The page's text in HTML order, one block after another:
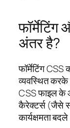
फॉर्मेटिंग
अंतर है?
फॉर्मेटिंग
व्यवस्थित करके
CSS फाइल के
कैरेक्टर्स (जैसे
कार्यक्षमता